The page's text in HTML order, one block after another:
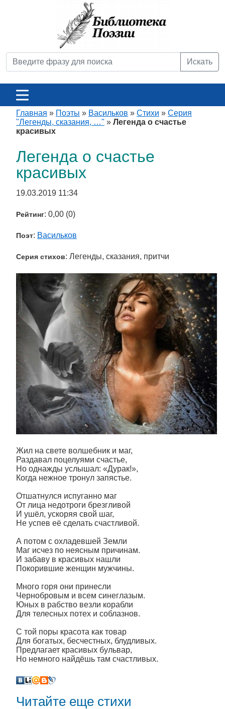
Искать
Главная » Поэты » Васильков » Стихи » Серия
"Легенды, сказания, …" » Легенда о счастье
красивых
Легенда о счастье
красивых
19.03.2019 11:34
Рейтинг: 0,00 (0)
Поэт: Васильков
Серия стихов: Легенды, сказания, притчи
Жил на свете волшебник и маг,
Раздавал поцелуями счастье,
Но однажды услышал: «Дурак!»,
Когда нежное тронул запястье.
Отшатнулся испуганно маг
От лица недотроги брезгливой
И ушёл, ускоряя свой шаг,
Не успев её сделать счастливой.
А потом с охладевшей Земли
Маг исчез по неясным причинам.
И забаву в красивых нашли
Покорившие женщин мужчины.
Много горя они принесли
Чернобровым и всем синеглазым.
Юных в рабство везли корабли
Для телесных потех и соблазнов.
С той поры красота как товар
Для богатых, бесчестных, блудливых.
Предлагает красивых бульвар,
Но немного найдёшь там счастливых.
Читайте еще стихи